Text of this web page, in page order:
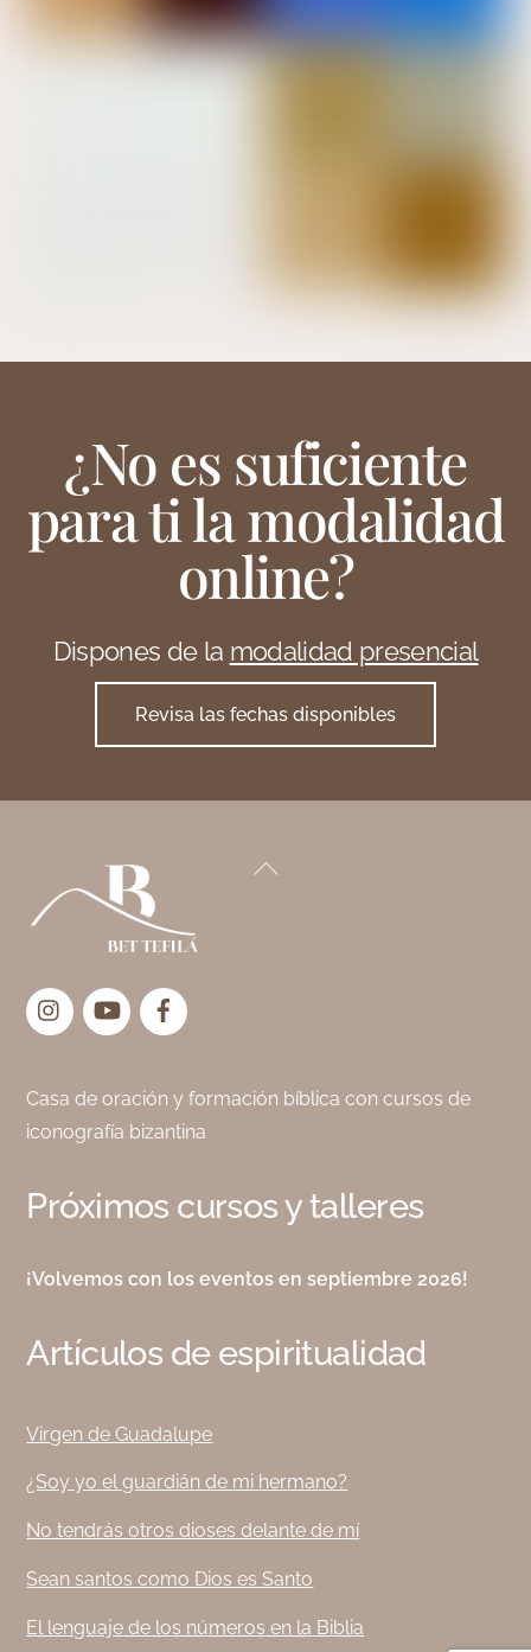
¿No es suficiente
para ti la modalidad
online?
Dispones de la modalidad presencial
Revisa las fechas disponibles
Back
InstagramYouTube
Casa de oración y formación bíblica con cursos de
iconografía bizantina
Próximos cursos y talleres
¡Volvemos con los eventos en septiembre 2026!
Artículos de espiritualidad
Virgen de Guadalupe
¿Soy yo el guardián de mi hermano?
No tendrás otros dioses delante de mí
Sean santos como Dios es Santo
El lenguaje de los números en la Biblia